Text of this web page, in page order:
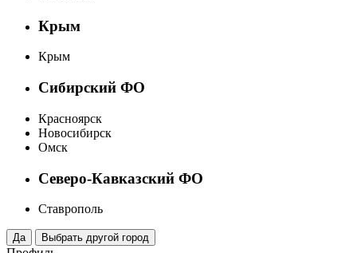
Крым
Крым
Сибирский ФО
Красноярск
Новосибирск
Омск
Северо-Кавказский ФО
Ставрополь